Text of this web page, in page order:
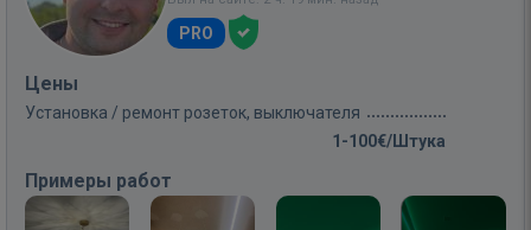
PRO
Цены
Установка / ремонт розеток, выключателя
1-100€/Штука
Примеры работ